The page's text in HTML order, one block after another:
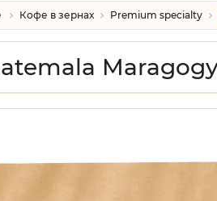
Кофе в зернах Premium specialty